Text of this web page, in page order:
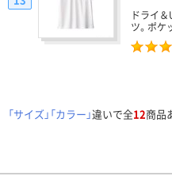
ドライ
ツ。ポケ
「サイズ」「カラー」違いで全12商品